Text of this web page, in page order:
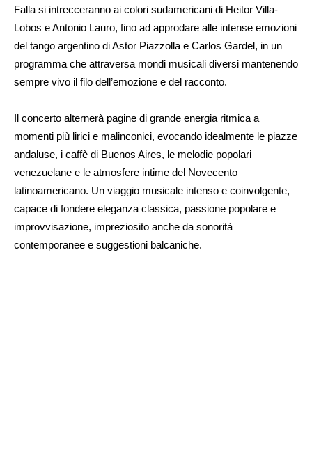
Falla si intrecceranno ai colori sudamericani di Heitor Villa-
Lobos e Antonio Lauro, fino ad approdare alle intense emozioni
del tango argentino di Astor Piazzolla e Carlos Gardel, in un
programma che attraversa mondi musicali diversi mantenendo
sempre vivo il filo dell’emozione e del racconto.
Il concerto alternerà pagine di grande energia ritmica a
momenti più lirici e malinconici, evocando idealmente le piazze
andaluse, i caffè di Buenos Aires, le melodie popolari
venezuelane e le atmosfere intime del Novecento
latinoamericano. Un viaggio musicale intenso e coinvolgente,
capace di fondere eleganza classica, passione popolare e
improvvisazione, impreziosito anche da sonorità
contemporanee e suggestioni balcaniche.